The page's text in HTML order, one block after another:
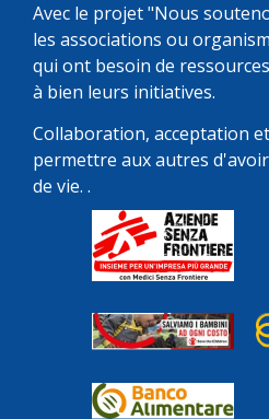
Avec le projet "Nous
les associations ou
qui ont besoin de
à bien leurs initiatives.
Collaboration, acceptation
permettre aux autres
de vie. .